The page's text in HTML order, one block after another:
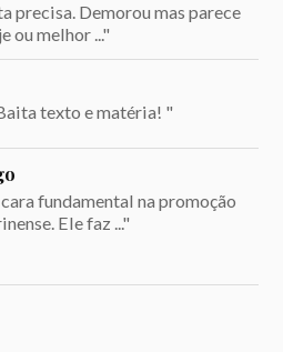
precisa. Demorou mas parece
ou melhor ..."
texto e matéria! "
fundamental na promoção
Ele faz ..."